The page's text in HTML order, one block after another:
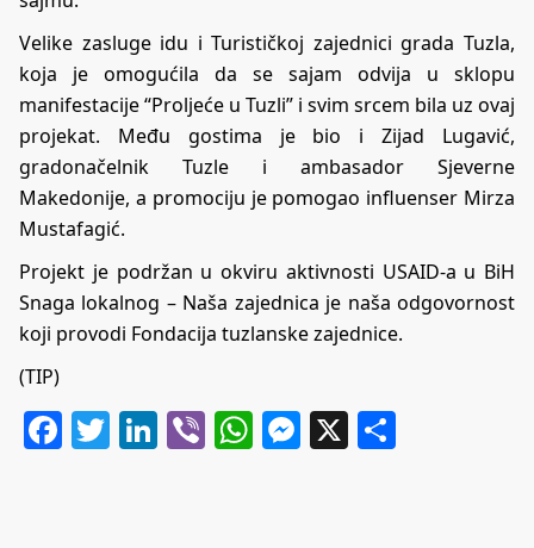
Velike zasluge idu i Turističkoj zajednici grada Tuzla,
koja je omogućila da se sajam odvija u sklopu
manifestacije “Proljeće u Tuzli” i svim srcem bila uz ovaj
projekat. Među gostima je bio i Zijad Lugavić,
gradonačelnik Tuzle i ambasador Sjeverne
Makedonije, a promociju je pomogao influenser Mirza
Mustafagić.
Projekt je podržan u okviru aktivnosti USAID-a u BiH
Snaga lokalnog – Naša zajednica je naša odgovornost
koji provodi Fondacija tuzlanske zajednice.
(TIP)
Facebook
Twitter
LinkedIn
ViberWhatsApp
Messenger
X